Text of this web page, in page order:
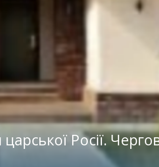
Росії.